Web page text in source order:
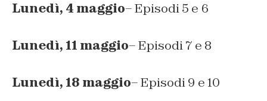
Lunedì, 4 maggio– Episodi 5 e 6
Lunedì, 11 maggio– Episodi 7 e 8
Lunedì, 18 maggio– Episodi 9 e 10